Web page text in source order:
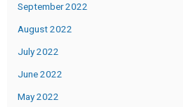
September 2022
August 2022
July 2022
June 2022
May 2022